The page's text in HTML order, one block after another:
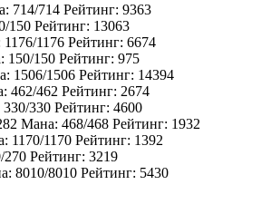
714/714 Рейтинг: 9363
150 Рейтинг: 13063
1176 Рейтинг: 6674
150/150 Рейтинг: 975
1506/1506 Рейтинг: 14394
462/462 Рейтинг: 2674
330 Рейтинг: 4600
Мана: 468/468 Рейтинг: 1932
1170 Рейтинг: 1392
Рейтинг: 3219
8010/8010 Рейтинг: 5430